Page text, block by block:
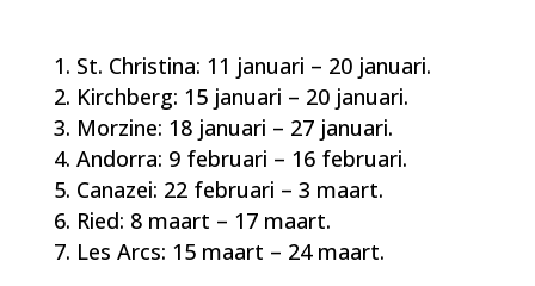
St. Christina: 11 januari – 20 januari.
Kirchberg: 15 januari – 20 januari.
Morzine: 18 januari – 27 januari.
Andorra: 9 februari – 16 februari.
Canazei: 22 februari – 3 maart.
Ried: 8 maart – 17 maart.
Les Arcs: 15 maart – 24 maart.